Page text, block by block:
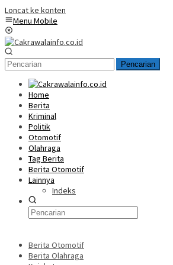
Loncat ke konten
Menu Mobile
Pencarian
Home
Berita
Kriminal
Politik
Otomotif
Olahraga
Tag Berita
Berita Otomotif
Lainnya
Indeks
Berita Otomotif
Berita Olahraga